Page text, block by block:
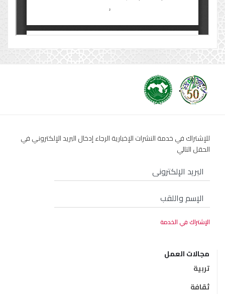
للإشتراك في خدمة النشرات الإخبارية الرجاء إدخال البريد الإلكتروني في
الحقل التالي
مجالات العمل
تربية
ثقافة